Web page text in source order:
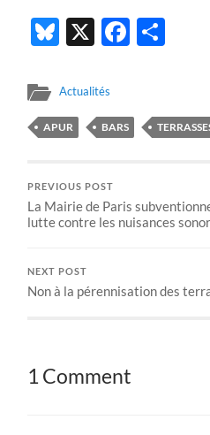
Bluesky
X
Actualités
APUR BARS
PREVIOUS POST
La Mairie de Paris
lutte contre les nuisances
NEXT POST
Non à la pérennisation des
1 Comment